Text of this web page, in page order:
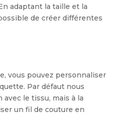
adaptant la taille et la
de créer différentes
vous pouvez personnaliser
Par défaut nous
le tissu, mais à la
un fil de couture en